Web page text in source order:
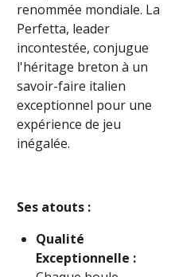
renommée mondiale. La
Perfetta, leader
incontestée, conjugue
l'héritage breton à un
savoir-faire italien
exceptionnel pour une
expérience de jeu
inégalée.
Ses atouts :
Qualité
Exceptionnelle :